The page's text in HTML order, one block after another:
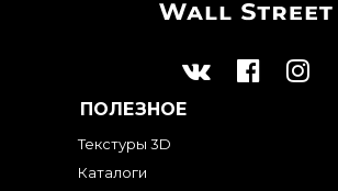
ПОЛЕЗНОЕ
Текстуры 3D
Каталоги